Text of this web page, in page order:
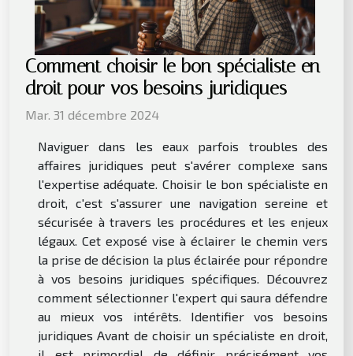
Comment choisir le bon spécialiste en
droit pour vos besoins juridiques
Mar. 31 décembre 2024
Naviguer dans les eaux parfois troubles des
affaires juridiques peut s'avérer complexe sans
l'expertise adéquate. Choisir le bon spécialiste en
droit, c'est s'assurer une navigation sereine et
sécurisée à travers les procédures et les enjeux
légaux. Cet exposé vise à éclairer le chemin vers
la prise de décision la plus éclairée pour répondre
à vos besoins juridiques spécifiques. Découvrez
comment sélectionner l'expert qui saura défendre
au mieux vos intérêts. Identifier vos besoins
juridiques Avant de choisir un spécialiste en droit,